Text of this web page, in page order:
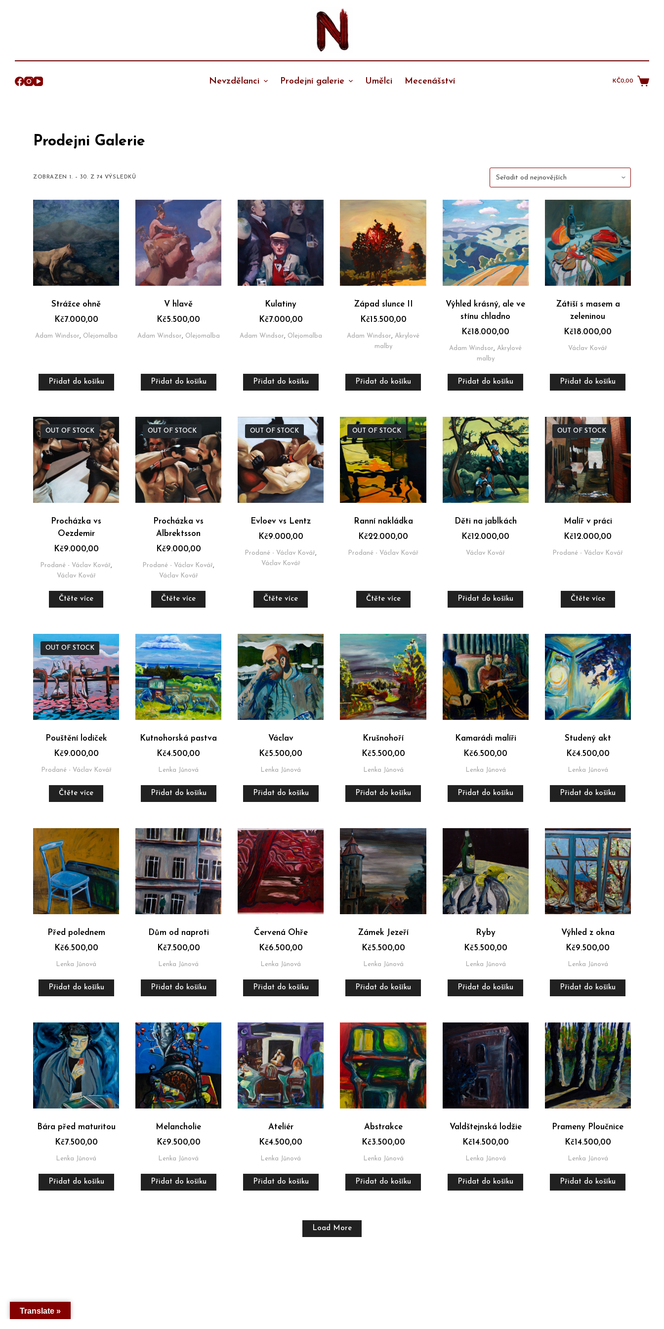
Nevzdělanci Prodejní galerie Umělci Mecenášství KČ0,00
Prodejni Galerie
ZOBRAZEN 1. – 30. Z 74 VÝSLEDKŮ
Strážce ohně
Kč7.000,00
Adam Windsor, Olejomalba
Přidat do košíku
V hlavě
Kč5.500,00
Adam Windsor, Olejomalba
Přidat do košíku
Kulatiny
Kč7.000,00
Adam Windsor, Olejomalba
Přidat do košíku
Západ slunce II
Kč15.500,00
Adam Windsor,Akrylové
malby
Přidat do košíku
Výhled krásný, ale ve
stínu chladno
Kč18.000,00
Adam Windsor,Akrylové
malby
Přidat do košíku
Zátiší s masem a
zeleninou
Kč18.000,00
Václav Kovář
Přidat do košíku
OUT OF STOCK
Procházka vs
Oezdemir
Kč9.000,00
Prodané - Václav Kovář,
Václav Kovář
Čtěte více
OUT OF STOCK
Procházka vs
Albrektsson
Kč9.000,00
Prodané - Václav Kovář,
Václav Kovář
Čtěte více
OUT OF STOCK
Evloev vs Lentz
Kč9.000,00
Prodané - Václav Kovář,
Václav Kovář
Čtěte více
OUT OF STOCK
Ranní nakládka
Kč22.000,00
Prodané - Václav Kovář
Čtěte více
Děti na jablkách
Kč12.000,00
Václav Kovář
Přidat do košíku
OUT OF STOCK
Malíř v práci
Kč12.000,00
Prodané - Václav Kovář
Čtěte více
OUT OF STOCK
Pouštění lodiček
Kč9.000,00
Prodané - Václav Kovář
Čtěte více
Kutnohorská pastva
Kč4.500,00
Lenka Jůnová
Přidat do košíku
Václav
Kč5.500,00
Lenka Jůnová
Přidat do košíku
Krušnohoří
Kč5.500,00
Lenka Jůnová
Přidat do košíku
Kamarádi malíři
Kč6.500,00
Lenka Jůnová
Přidat do košíku
Studený akt
Kč4.500,00
Lenka Jůnová
Přidat do košíku
Před polednem
Kč6.500,00
Lenka Jůnová
Přidat do košíku
Dům od naproti
Kč7.500,00
Lenka Jůnová
Přidat do košíku
Červená Ohře
Kč6.500,00
Lenka Jůnová
Přidat do košíku
Zámek Jezeří
Kč5.500,00
Lenka Jůnová
Přidat do košíku
Ryby
Kč5.500,00
Lenka Jůnová
Přidat do košíku
Výhled z okna
Kč9.500,00
Lenka Jůnová
Přidat do košíku
Bára před maturitou
Kč7.500,00
Lenka Jůnová
Přidat do košíku
Melancholie
Kč9.500,00
Lenka Jůnová
Přidat do košíku
Ateliér
Kč4.500,00
Lenka Jůnová
Přidat do košíku
Abstrakce
Kč3.500,00
Lenka Jůnová
Přidat do košíku
Valdštejnská lodžie
Kč14.500,00
Lenka Jůnová
Přidat do košíku
Prameny Ploučnice
Kč14.500,00
Lenka Jůnová
Přidat do košíku
Load More
Translate »